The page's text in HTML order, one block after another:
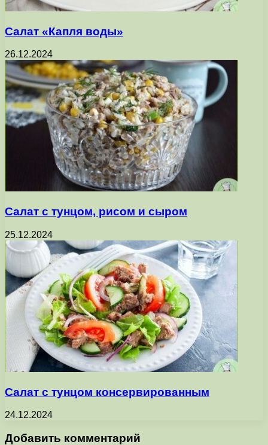
Салат «Капля воды»
26.12.2024
Салат с тунцом, рисом и сыром
25.12.2024
Салат с тунцом консервированным
24.12.2024
Добавить комментарий